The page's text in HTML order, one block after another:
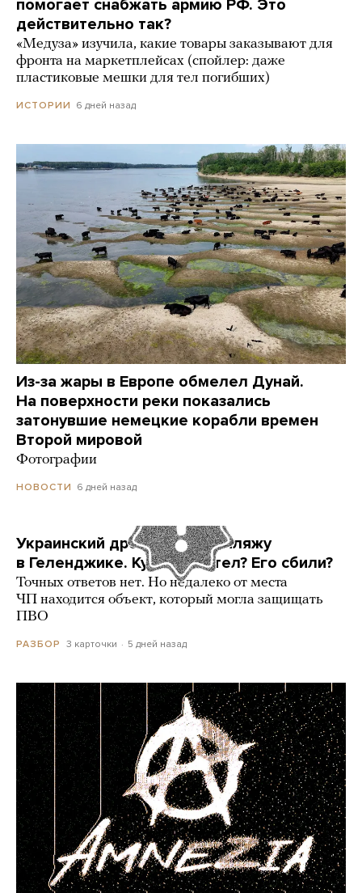
помогает снабжать армию РФ. Это
действительно так?
«Медуза» изучила, какие товары заказывают для
фронта на маркетплейсах (спойлер: даже
пластиковые мешки для тел погибших)
ИСТОРИИ 6 дней назад
Из-за жары в Европе обмелел Дунай.
На поверхности реки показались
затонувшие немецкие корабли времен
Второй мировой
Фотографии
НОВОСТИ 6 дней назад
Украинский дрон попал по пляжу
в Геленджике. Куда он летел? Его сбили?
Точных ответов нет. Но недалеко от места
ЧП находится объект, который могла защищать
ПВО
РАЗБОР 3 карточки 5 дней назад